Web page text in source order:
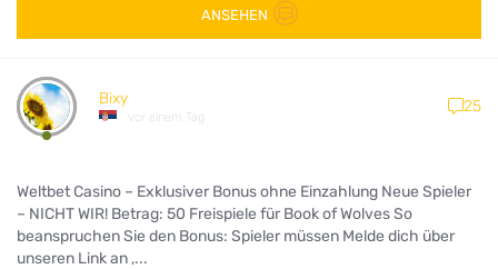
ANSEHEN
Bixy
vor einem Tag
25
Weltbet Casino – Exklusiver Bonus ohne Einzahlung Neue Spieler
– NICHT WIR! Betrag: 50 Freispiele für Book of Wolves So
beanspruchen Sie den Bonus: Spieler müssen Melde dich über
unseren Link an ,...